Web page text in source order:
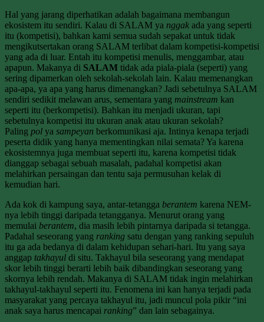
Hal yang jarang diperhatikan adalah bagaimana membangun
ekosistem itu sendiri. Kalau di SALAM ya nggak ada yang seperti
itu (kompetisi), bahkan kami semua sudah sepakat untuk tidak
mengikutsertakan orang SALAM terlibat dalam kompetisi-kompetisi
yang ada di luar. Entah itu kompetisi menulis, menggambar, atau
apapun. Makanya di SALAM tidak ada piala-piala (seperti) yang
sering dipamerkan oleh sekolah-sekolah lain. Kalau memenangkan
apa-apa, ya apa yang harus dimenangkan? Jadi sebetulnya SALAM
sendiri sedikit melawan arus, sementara yang mainstream kan
seperti itu (berkompetisi). Bahkan itu menjadi ukuran, tapi
sebetulnya kompetisi itu ukuran anak atau ukuran sekolah?
Paling pol ya sampeyan berkomunikasi aja. Intinya kenapa terjadi
peserta didik yang hanya mementingkan nilai semata? Ya karena
ekosistemnya juga membuat seperti itu, karena kompetisi tidak
dianggap sebagai sebuah masalah, padahal kompetisi akan
melahirkan persaingan dan tentu saja permusuhan kelak di
kemudian hari.
Ada kok di kampung saya, antar-tetangga berantem karena NEM-
nya lebih tinggi daripada tetangganya. Menurut orang yang
memulai berantem, dia masih lebih pintarnya daripada si tetangga.
Padahal seseorang yang ranking satu dengan yang ranking sepuluh
itu ga ada bedanya di dalam kehidupan sehari-hari. Itu yang saya
anggap takhayul di situ. Takhayul bila seseorang yang mendapat
skor lebih tinggi berarti lebih baik dibandingkan seseorang yang
skornya lebih rendah. Makanya di SALAM tidak ingin melahirkan
takhayul-takhayul seperti itu. Fenomena ini kan hanya terjadi pada
masyarakat yang percaya takhayul itu, jadi muncul pola pikir “ini
anak saya harus mencapai ranking” dan lain sebagainya.